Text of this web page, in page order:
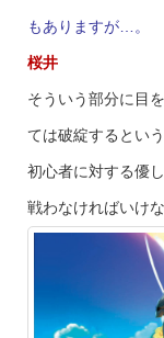
もありますが…。
桜井
そういう部分に目
ては破綻するとい
初心者に対する優
戦わなければいけ